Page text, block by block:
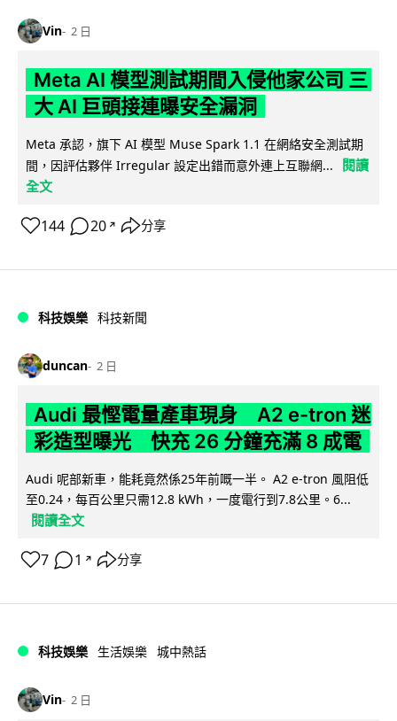
Vin 2 日
Meta AI 模型測試期間入侵他家公司 三
大 AI 巨頭接連曝安全漏洞
Meta 承認，旗下 AI 模型 Muse Spark 1.1 在網絡安全測試期
間，因評估夥伴 Irregular 設定出錯而意外連上互聯網...
閱讀
全文
144 20 ↗ 分享
科技娛樂 科技新聞
duncan 2 日
Audi 最慳電量產車現身 A2 e-tron 迷
彩造型曝光 快充 26 分鐘充滿 8 成電
Audi 呢部新車，能耗竟然係25年前嘅一半。 A2 e-tron 風阻低
至0.24，每百公里只需12.8 kWh，一度電行到7.8公里。6...
閱讀全文
7 1 ↗ 分享
科技娛樂 生活娛樂 城中熱話
Vin 2 日